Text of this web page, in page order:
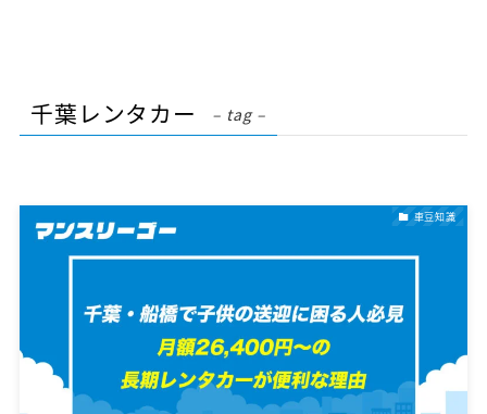
千葉レンタカー – tag –
車豆知識